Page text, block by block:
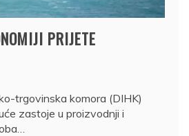
PRIJETE
trgovinska komora (DIHK)
zastoje u proizvodnji i